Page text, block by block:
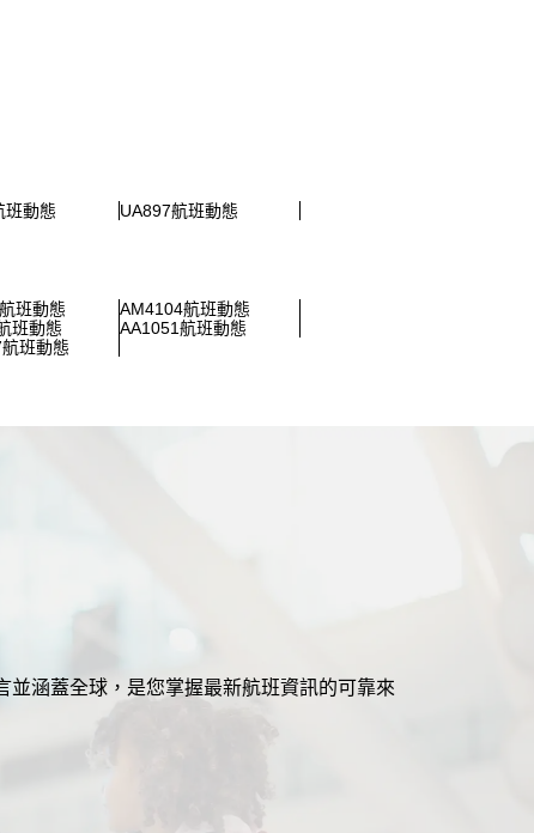
班動態
UA897航班動態
班動態
AM4104航班動態
班動態
AA1051航班動態
班動態
涵蓋全球，是您掌握最新航班資訊的可靠來